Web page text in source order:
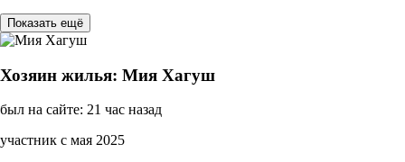
Показать ещё
Хозяин жилья: Мия Хагуш
был на сайте: 21 час назад
участник с мая 2025